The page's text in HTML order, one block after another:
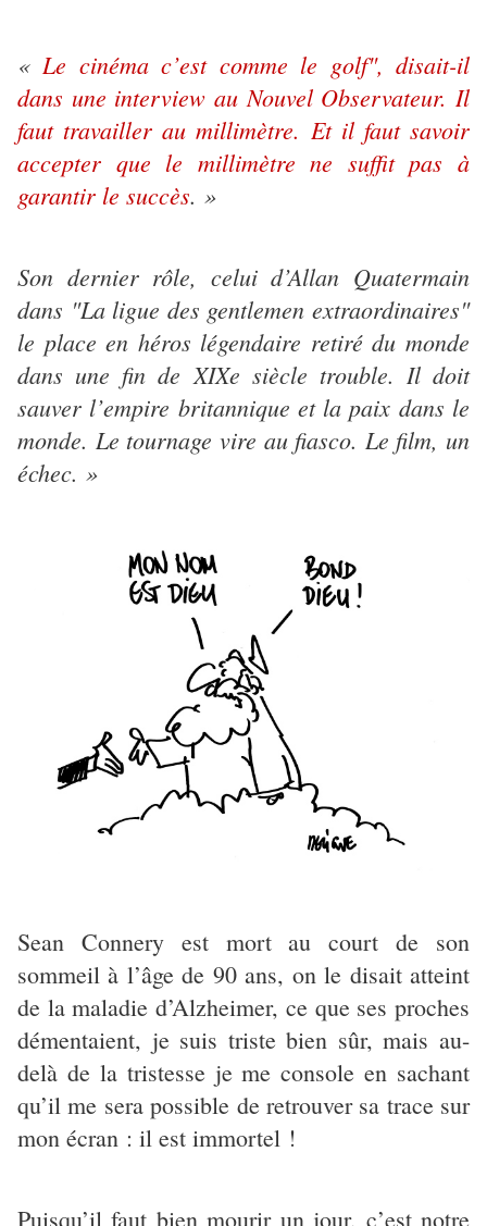
« Le cinéma c’est comme le golf", disait-il
dans une interview au Nouvel Observateur. Il
faut travailler au millimètre. Et il faut savoir
accepter que le millimètre ne suffit pas à
garantir le succès. »
Son dernier rôle, celui d’Allan Quatermain
dans "La ligue des gentlemen extraordinaires"
le place en héros légendaire retiré du monde
dans une fin de XIXe siècle trouble. Il doit
sauver l’empire britannique et la paix dans le
monde. Le tournage vire au fiasco. Le film, un
échec. »
Sean Connery est mort au court de son
sommeil à l’âge de 90 ans, on le disait atteint
de la maladie d’Alzheimer, ce que ses proches
démentaient, je suis triste bien sûr, mais au-
delà de la tristesse je me console en sachant
qu’il me sera possible de retrouver sa trace sur
mon écran : il est immortel !
Puisqu’il faut bien mourir un jour, c’est notre